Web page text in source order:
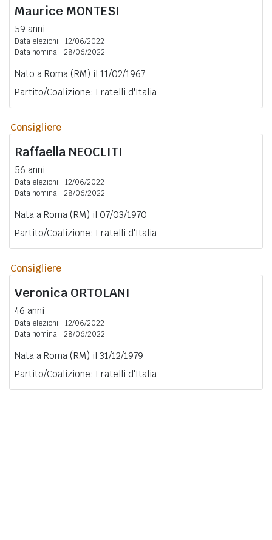
Maurice MONTESI
59 anni
Data elezioni: 12/06/2022
Data nomina: 28/06/2022
Nato a Roma (RM) il 11/02/1967
Partito/Coalizione: Fratelli d'Italia
Consigliere
Raffaella NEOCLITI
56 anni
Data elezioni: 12/06/2022
Data nomina: 28/06/2022
Nata a Roma (RM) il 07/03/1970
Partito/Coalizione: Fratelli d'Italia
Consigliere
Veronica ORTOLANI
46 anni
Data elezioni: 12/06/2022
Data nomina: 28/06/2022
Nata a Roma (RM) il 31/12/1979
Partito/Coalizione: Fratelli d'Italia